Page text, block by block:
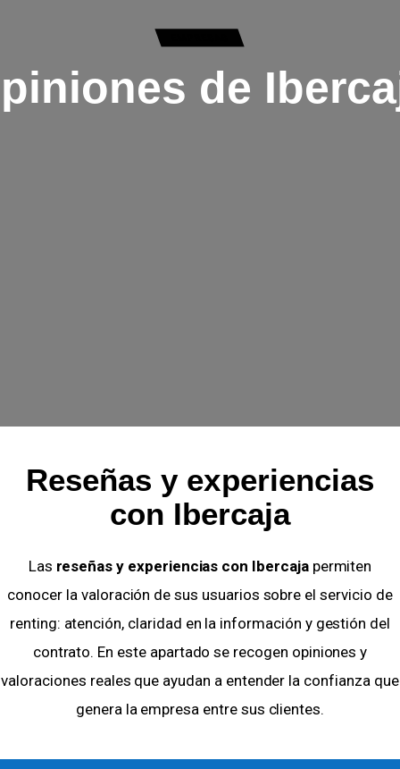
de
Reseñas y experiencias
con Ibercaja
Las reseñas y experiencias con Ibercajapermiten
conocer la valoración de sus usuarios sobre el servicio de
renting: atención, claridad en la información y gestión del
contrato. En este apartado se recogen opiniones y
valoraciones reales que ayudan a entender la confianza que
genera la empresa entre sus clientes.